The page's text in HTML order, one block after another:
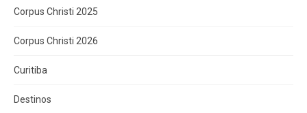
Corpus Christi 2025
Corpus Christi 2026
Curitiba
Destinos